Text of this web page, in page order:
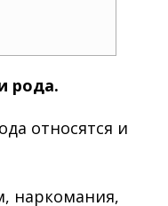
рода.
относятся и
наркомания,